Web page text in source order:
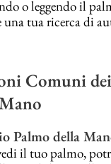
o leggendo il
tua ricerca di
Comuni
Palmo della
il tuo palmo,